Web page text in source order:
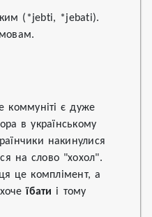
(*jebti, *jebati).
коммуніті є дуже
в українському
накинулися
на слово "хохол".
це комплімент, а
хоче їбати і тому